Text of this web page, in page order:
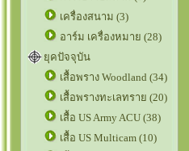
เครื่องสนาม (3)
อาร์ม เครื่องหมาย (28)
ยุคปัจจุบัน
เสื้อพราง Woodland (34)
เสื้อพรางทะเลทราย (20)
เสื้อ US Army ACU (38)
เสื้อ US Multicam (10)